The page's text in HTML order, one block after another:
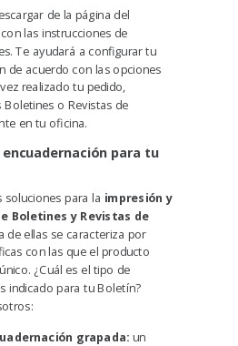
de la página del
las instrucciones de
Te ayudará a configurar tu
de acuerdo con las opciones
realizado tu pedido,
o Revistas de
en tu oficina.
para tu
soluciones para la impresión y
Boletines y Revistas de
de ellas se caracteriza por
con las que el producto
¿Cuál es el tipo de
indicado para tu Boletín?
grapada: un